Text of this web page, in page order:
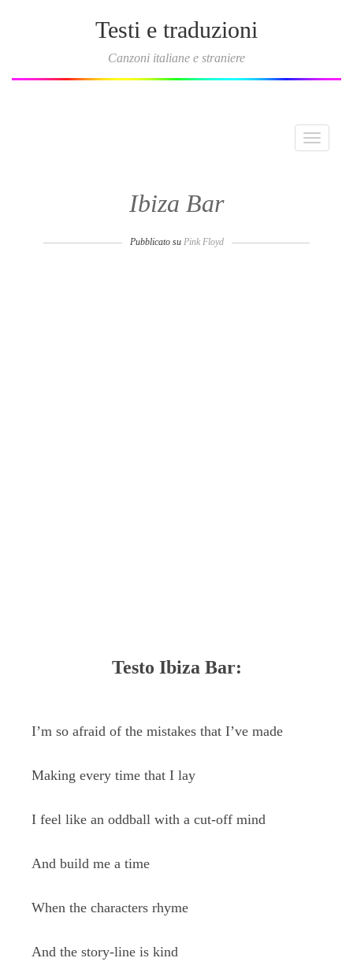
Testi e traduzioni
Canzoni italiane e straniere
Toggle
Ibiza Bar
Pubblicato su Pink Floyd
Testo Ibiza Bar:
I’m so afraid of the mistakes that I’ve made
Making every time that I lay
I feel like an oddball with a cut-off mind
And build me a time
When the characters rhyme
And the story-line is kind